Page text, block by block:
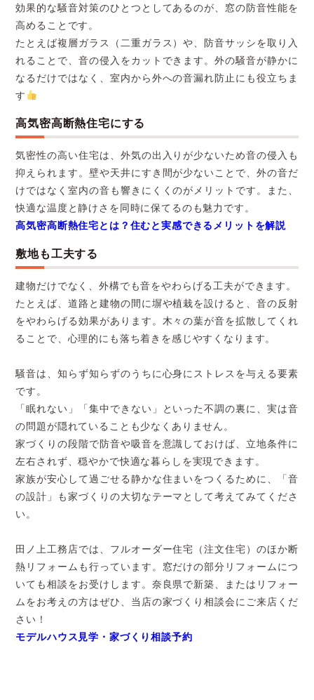
効果的な騒音対策のひとつとしてあるのが、窓の防音性能を
高めることです。
たとえば複層ガラス（二重ガラス）や、防音サッシを取り入
れることで、音の侵入をカットできます。外の騒音が静かに
なるだけではなく、室内から外への音漏れ防止にも役立ちま
す
高気密高断熱住宅にする
気密性の高い住宅は、外気の出入りが少ないため音の侵入も
抑えられます。壁や天井にすき間が少ないことで、外の音だ
けではなく室内の音も響きにくくのがメリットです。また、
快適な温度と静けさを同時に保てるのも魅力です。
高気密高断熱住宅とは？住むと実感できるメリットを解説
敷地も工夫する
建物だけでなく、外構でも音をやわらげる工夫ができます。
たとえば、道路と建物の間に塀や植栽を設けると、音の反射
をやわらげる効果があります。木々の葉が音を拡散してくれ
ることで、心理的にも落ち着きを感じやすくなります。
騒音は、知らず知らずのうちに心身にストレスを与える要素
です。
「眠れない」「集中できない」といった不調の裏に、実は音
の問題が隠れていることも少なくありません。
家づくりの段階で防音や吸音を意識しておけば、立地条件に
左右されず、穏やかで快適な暮らしを実現できます。
家族が安心して過ごせる静かな住まいをつくるために、「音
の設計」も家づくりの大切なテーマとして考えてみてくださ
い。
田ノ上工務店では、フルオーダー住宅（注文住宅）のほか断
熱リフォームも行っています。窓だけの部分リフォームにつ
いても相談をお受けします。奈良県で新築、またはリフォー
ムをお考えの方はぜひ、当店の家づくり相談会にご来店くだ
さい！
モデルハウス見学・家づくり相談予約